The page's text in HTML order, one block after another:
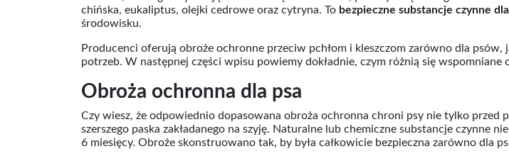
chińska, eukaliptus, olejki cedrowe oraz cytryna. To bezpieczne substancje czynne
środowisku.
Producenci oferują obroże ochronne przeciw pchłom i kleszczom zarówno dla
potrzeb. W następnej części wpisu powiemy dokładnie, czym różnią się
Obroża ochronna dla psa
Czy wiesz, że odpowiednio dopasowana obroża ochronna chroni psy nie tylko przed
szerszego paska zakładanego na szyję. Naturalne lub chemiczne substancje czynne
6 miesięcy. Obroże skonstruowano tak, by była całkowicie bezpieczna zarówno dla